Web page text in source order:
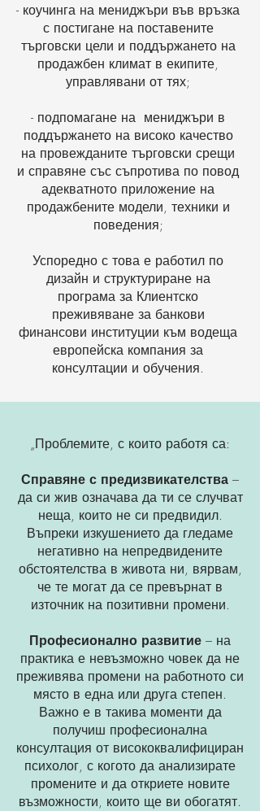
- коучинга на мениджъри във връзка
с постигане на поставените
търговски цели и поддържането на
продажбен климат в екипите,
управлявани от тях;
- подпомагане на мениджъри в
поддържането на високо качество
на провежданите търговски срещи
и справяне със съпротива по повод
адекватното приложение на
продажбените модели, техники и
поведения;
Успоредно с това е работил по
дизайн и структуриране на
програма за Клиентско
преживяване за банкови
финансови институции към водеща
европейска компания за
консултации и обучения.
„Проблемите, с които работя са:
Справяне с предизвикателства –
да си жив означава да ти се случват
неща, които не си предвидил.
Въпреки изкушението да гледаме
негативно на непредвидените
обстоятелства в живота ни, вярвам,
че те могат да се превърнат в
източник на позитивни промени.
Професионално развитие – на
практика е невъзможно човек да не
преживява промени на работното си
място в една или друга степен.
Важно е в такива моменти да
получиш професионална
консултация от висококвалифициран
психолог, с когото да анализирате
промените и да откриете новите
възможности, които ще ви обогатят.